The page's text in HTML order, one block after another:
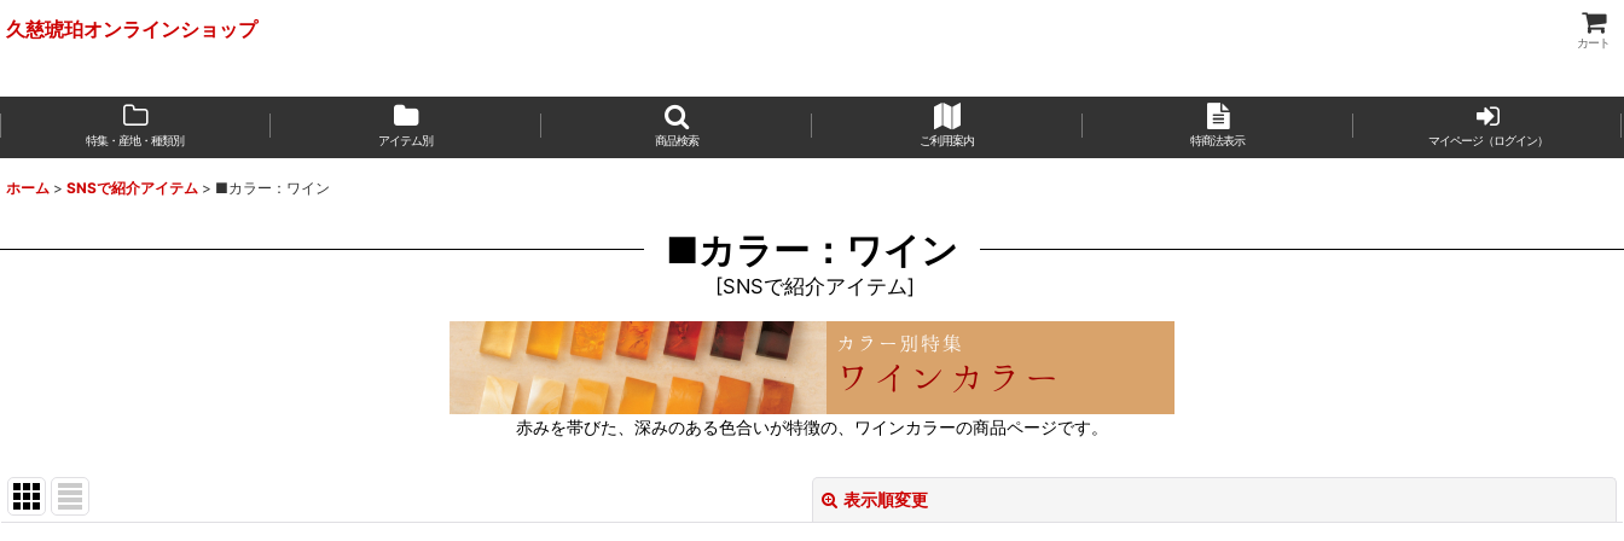
久慈琥珀オンラインショップ
カート
特集・産地・種類別 アイテム別 商品検索 ご利用案内 特商法表示 マイページ（ログイン）
ホーム > SNSで紹介アイテム > ■カラー：ワイン
■カラー：ワイン
[SNSで紹介アイテム]
赤みを帯びた、深みのある色合いが特徴の、ワインカラーの商品ページです。
表示順変更